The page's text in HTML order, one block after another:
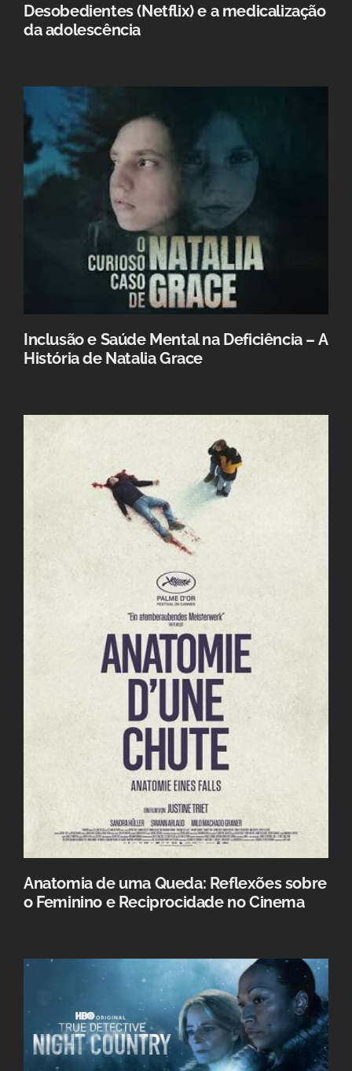
Desobedientes (Netflix) e a medicalização
da adolescência
Inclusão e Saúde Mental na Deficiência – A
História de Natalia Grace
Anatomia de uma Queda: Reflexões sobre
o Feminino e Reciprocidade no Cinema